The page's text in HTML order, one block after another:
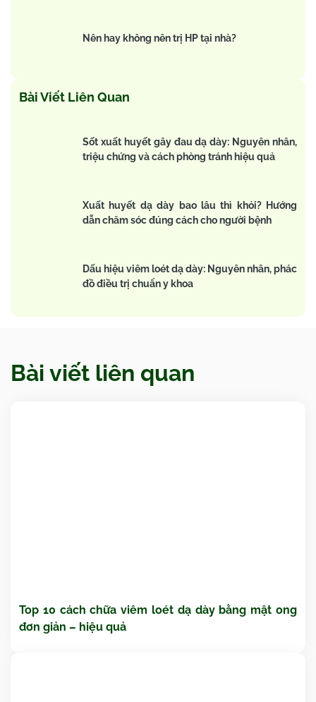
Nên hay không nên trị HP tại nhà?
Bài Viết Liên Quan
Sốt xuất huyết gây đau dạ dày: Nguyên nhân,
triệu chứng và cách phòng tránh hiệu quả
Xuất huyết dạ dày bao lâu thì khỏi? Hướng
dẫn chăm sóc đúng cách cho người bệnh
Dấu hiệu viêm loét dạ dày: Nguyên nhân, phác
đồ điều trị chuẩn y khoa
Bài viết liên quan
Top 10 cách chữa viêm loét dạ dày bằng mật ong
đơn giản – hiệu quả